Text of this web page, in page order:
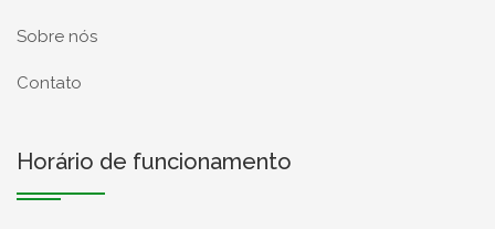
Sobre nós
Contato
Horário de funcionamento